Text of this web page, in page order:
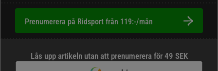
Prenumerera på Ridsport från 119:-/mån